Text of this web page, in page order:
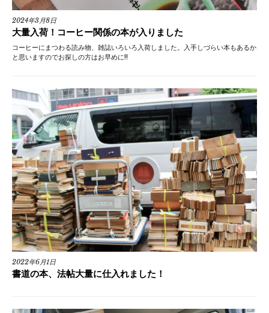
2024年3月8日
大量入荷！コーヒー関係の本が入りました
コーヒーにまつわる読み物、雑誌いろいろ入荷しました。入手しづらい本もあるか
と思いますのでお探しの方はお早めに!!
2022年6月1日
書道の本、法帖大量に仕入れました！